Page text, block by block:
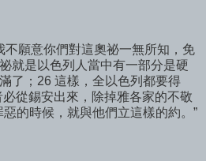
不願意你們對這奧祕一無所知，免
就是以色列人當中有一部分是硬
了；26 這樣，全以色列都要得
從錫安出來，除掉雅各家的不敬
的時候，就與他們立這樣的約。”